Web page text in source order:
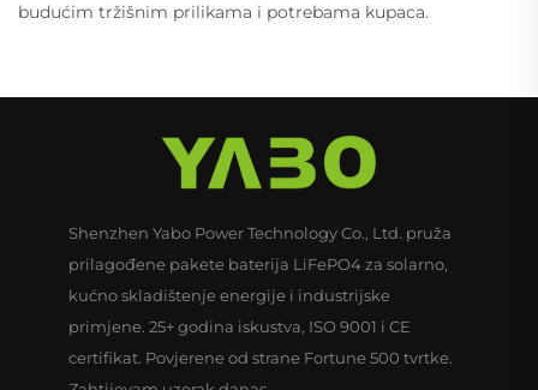
budućim tržišnim prilikama i potrebama kupaca.
Shenzhen Yabo Power Technology Co., Ltd. pruža
prilagođene pakete baterija LiFePO4 za solarno,
kućno skladištenje energije i industrijske
primjene. 25+ godina iskustva, ISO 9001 i CE
certifikat. Povjerene od strane Fortune 500 tvrtke.